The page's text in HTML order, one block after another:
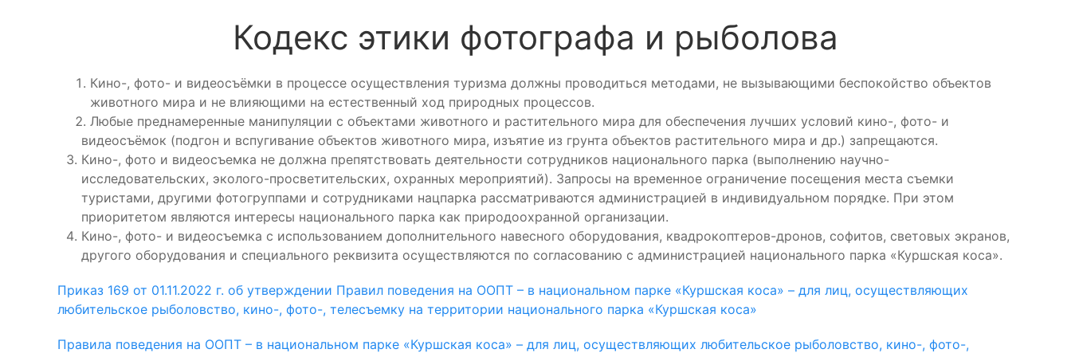
Кодекс этики фотографа и рыболова
Кино-, фото- и видеосъёмки в процессе осуществления туризма должны проводиться методами, не вызывающими беспокойство объектов
животного мира и не влияющими на естественный ход природных процессов.
Любые преднамеренные манипуляции с объектами животного и растительного мира для обеспечения лучших условий кино-, фото- и
видеосъёмок (подгон и вспугивание объектов животного мира, изъятие из грунта объектов растительного мира и др.) запрещаются.
Кино-, фото и видеосъемка не должна препятствовать деятельности сотрудников национального парка (выполнению научно-
исследовательских, эколого-просветительских, охранных мероприятий). Запросы на временное ограничение посещения места съемки
туристами, другими фотогруппами и сотрудниками нацпарка рассматриваются администрацией в индивидуальном порядке. При этом
приоритетом являются интересы национального парка как природоохранной организации.
Кино-, фото- и видеосъемка с использованием дополнительного навесного оборудования, квадрокоптеров-дронов, софитов, световых экранов,
другого оборудования и специального реквизита осуществляются по согласованию с администрацией национального парка «Куршская коса».
Приказ 169 от 01.11.2022 г. об утверждении Правил поведения на ООПТ – в национальном парке «Куршская коса» – для лиц, осуществляющих
любительское рыболовство, кино-, фото-, телесъемку на территории национального парка «Куршская коса»
Правила поведения на ООПТ – в национальном парке «Куршская коса» – для лиц, осуществляющих любительское рыболовство, кино-, фото-,